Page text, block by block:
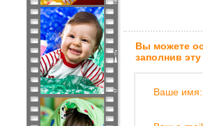
Вы можете
заполнив
Ваше имя: